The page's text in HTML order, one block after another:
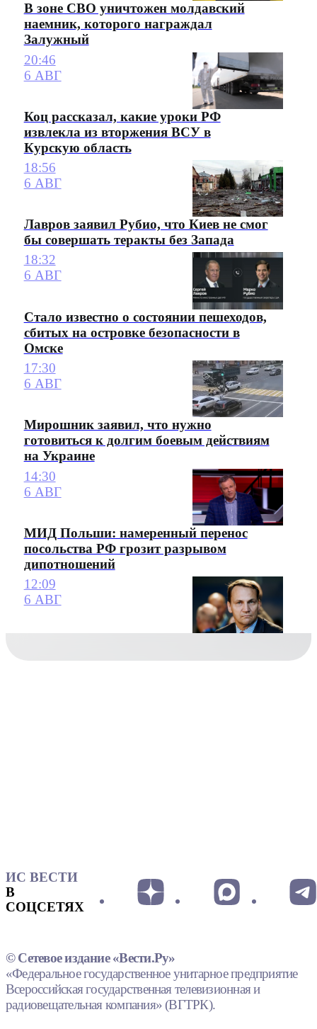
В зоне СВО уничтожен молдавский
наемник, которого награждал
Залужный
20:46
6 АВГ
Коц рассказал, какие уроки РФ
извлекла из вторжения ВСУ в
Курскую область
18:56
6 АВГ
Лавров заявил Рубио, что Киев не смог
бы совершать теракты без Запада
18:32
6 АВГ
Стало известно о состоянии пешеходов,
сбитых на островке безопасности в
Омске
17:30
6 АВГ
Мирошник заявил, что нужно
готовиться к долгим боевым действиям
на Украине
14:30
6 АВГ
МИД Польши: намеренный перенос
посольства РФ грозит разрывом
дипотношений
12:09
6 АВГ
ИС ВЕСТИ
В
СОЦСЕТЯХ
© Сетевое издание «Вести.Ру»
«Федеральное государственное унитарное предприятие
Всероссийская государственная телевизионная и
радиовещательная компания» (ВГТРК).